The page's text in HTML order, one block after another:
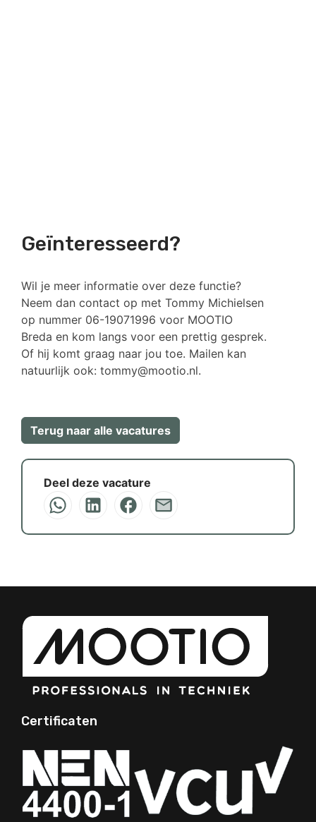
Geïnteresseerd?
Wil je meer informatie over deze functie?
Neem dan contact op met Tommy Michielsen
op nummer 06-19071996 voor MOOTIO
Breda en kom langs voor een prettig gesprek.
Of hij komt graag naar jou toe. Mailen kan
natuurlijk ook: tommy@mootio.nl.
Terug naar alle vacatures
Deel deze vacature
Certificaten